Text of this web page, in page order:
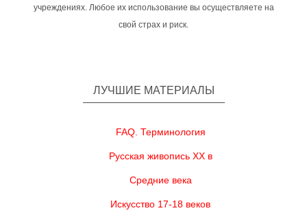
учреждениях. Любое их использование вы осуществляете на
свой страх и риск.
ЛУЧШИЕ МАТЕРИАЛЫ
FAQ. Терминология
Русская живопись XX в
Средние века
Искусство 17-18 веков